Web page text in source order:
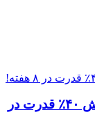
برنامه تخصصی تمرین پرس سینه: افزایش ۴۰٪ قدرت در